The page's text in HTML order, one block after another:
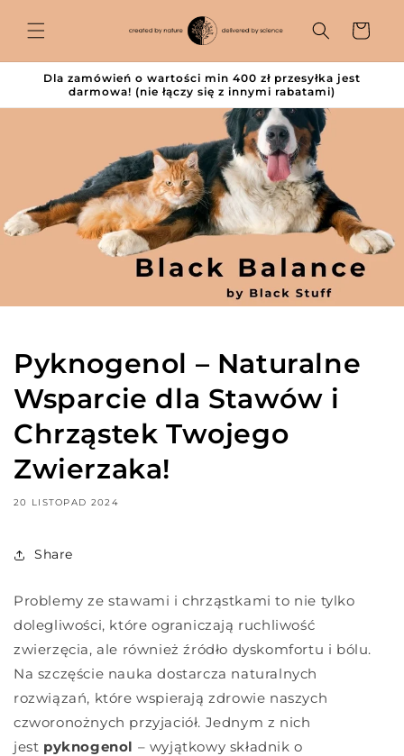
do
treści
Koszyk
Dla zamówień o wartości min 400 zł przesyłka jest
darmowa! (nie łączy się z innymi rabatami)
Pyknogenol – Naturalne
Wsparcie dla Stawów i
Chrząstek Twojego
Zwierzaka!
20 LISTOPAD 2024
Share
Problemy ze stawami i chrząstkami to nie tylko
dolegliwości, które ograniczają ruchliwość
zwierzęcia, ale również źródło dyskomfortu i bólu.
Na szczęście nauka dostarcza naturalnych
rozwiązań, które wspierają zdrowie naszych
czworonożnych przyjaciół. Jednym z nich
jest pyknogenol – wyjątkowy składnik o